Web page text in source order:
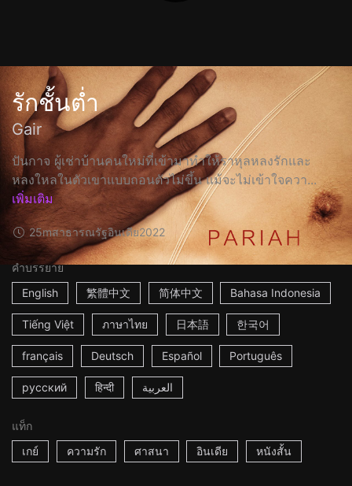
รักชั้นต่ำ
Gair
ปันกาจ ผู้เช่าบ้านคนใหม่ที่เข้ามาทำให้ราหุลหลงรักและ
หลงใหลในตัวเขาแบบถอนตัวไม่ขึ้น แม้จะไม่เข้าใจควา...
เพิ่มเติม
25mสาธารณรัฐอินเดีย2022
คำบรรยาย
English
繁體中文 简体中文 Bahasa Indonesia
Tiếng Việt ภาษาไทย 日本語 한국어
français Deutsch Español Português
русский हिन्दी العربية
แท็ก
เกย์
ความรัก ศาสนา อินเดีย หนังสั้น